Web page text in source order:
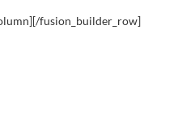
fusion_builder_row]